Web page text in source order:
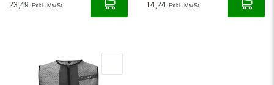
23,49 Exkl. MwSt. 14,24 Exkl. MwSt.